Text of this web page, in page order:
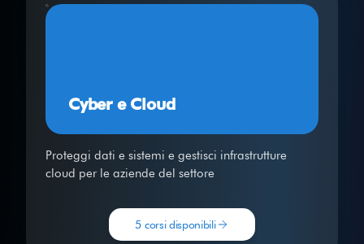
Cyber e Cloud
Proteggi dati e sistemi e gestisci infrastrutture
cloud per le aziende del settore
5 corsi disponibili